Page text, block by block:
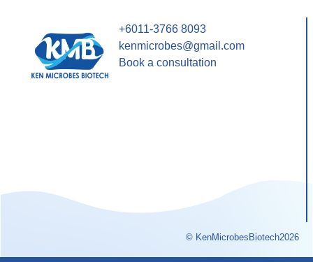
© KenMicrobesBiotech2026
+6011-3766 8093
kenmicrobes@gmail.com
Book a consultation